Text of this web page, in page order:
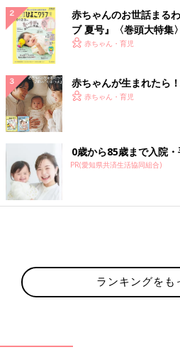
「ぶらさがり健康器は、衣類ハンガ
「鉄棒は、物干し」
粗大ごみとして捨てるのは悔しい！
ですね。
（文・井上裕紀子）
子どもが喜ぶ休
に。プロが教え
休日のランチタイ
も。そこで、こ
■文中のコメントはすべて、『ウィ
す。
※記事の内容は記事執筆当時の情報
赤ちゃんのお世話まる
ブ 夏号』〈巻頭大特集
く！ おっぱい・ミルク
赤ちゃん・育児
赤ちゃんが生まれたら
赤ちゃん・育児
0歳から85歳まで入院
PR(愛知県共済生活協同組合)
ランキングをも